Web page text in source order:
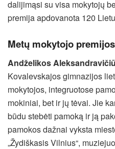
dalijimąsi su visa mokytojų
premija apdovanota 120
Metų mokytojo
Andželikos
Kovalevskajos gimnazijos
mokytojos, integruotose
mokiniai, bet ir jų tėvai. Jie
būdu stebėti pamoką ir ją
pamokos dažnai vyksta
„Žydiškasis Vilnius“,